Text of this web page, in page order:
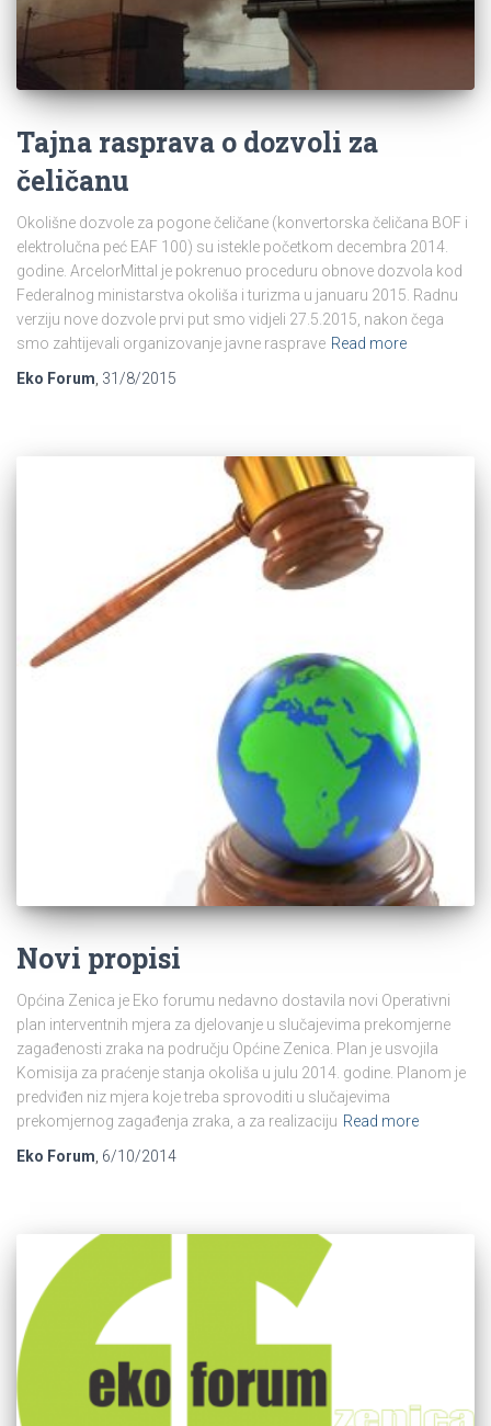
Tajna rasprava o dozvoli za
čeličanu
Okolišne dozvole za pogone čeličane (konvertorska čeličana BOF i
elektrolučna peć EAF 100) su istekle početkom decembra 2014.
godine. ArcelorMittal je pokrenuo proceduru obnove dozvola kod
Federalnog ministarstva okoliša i turizma u januaru 2015. Radnu
verziju nove dozvole prvi put smo vidjeli 27.5.2015, nakon čega
smo zahtijevali organizovanje javne rasprave Read more
Eko Forum, 31/8/2015
Novi propisi
Općina Zenica je Eko forumu nedavno dostavila novi Operativni
plan interventnih mjera za djelovanje u slučajevima prekomjerne
zagađenosti zraka na području Općine Zenica. Plan je usvojila
Komisija za praćenje stanja okoliša u julu 2014. godine. Planom je
predviđen niz mjera koje treba sprovoditi u slučajevima
prekomjernog zagađenja zraka, a za realizaciju Read more
Eko Forum 6/10/2014